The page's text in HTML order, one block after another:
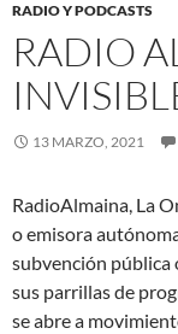
RADIO Y PODCASTS
RADIO
13 MARZO, 2021
RadioAlmaina, La
o emisora
subvención pública
sus parrillas de
se abre a